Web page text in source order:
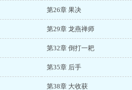
第26章 果决
第29章 龙燕禅师
第32章 倒打一耙
第35章 后手
第38章 大收获